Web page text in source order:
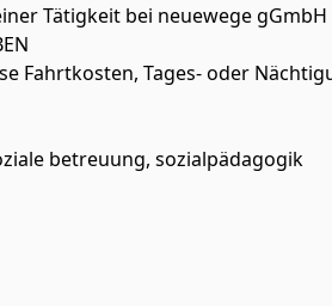
Tätigkeit bei neuewege
Tages- oder
betreuung, sozialpädagogik